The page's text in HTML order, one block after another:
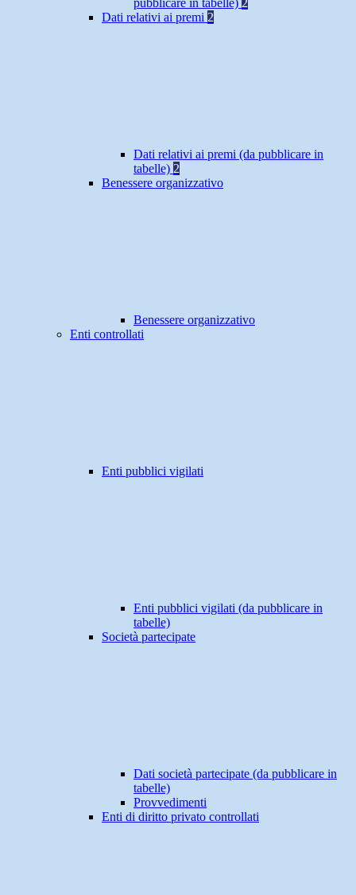
pubblicare in tabelle) 2
Dati relativi ai premi 2
Dati relativi ai premi (da pubblicare in
tabelle) 2
Benessere organizzativo
Benessere organizzativo
Enti controllati
Enti pubblici vigilati
Enti pubblici vigilati (da pubblicare in
tabelle)
Società partecipate
Dati società partecipate (da pubblicare in
tabelle)
Provvedimenti
Enti di diritto privato controllati